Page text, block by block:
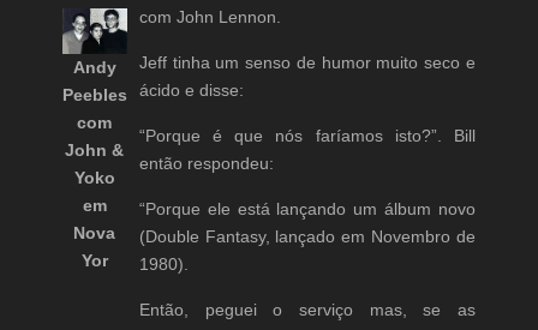
Andy
Peebles
com
John &
Yoko
em
Nova
Yor
com John Lennon.
Jeff tinha um senso de humor muito seco e
ácido e disse:
“Porque é que nós faríamos isto?”. Bill
então respondeu:
“Porque ele está lançando um álbum novo
(Double Fantasy, lançado em Novembro de
1980).
Então, peguei o serviço mas, se as